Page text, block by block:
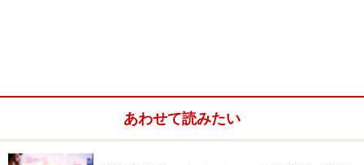
4.普段から研修に行くよう心掛ける
あわせて読みたい